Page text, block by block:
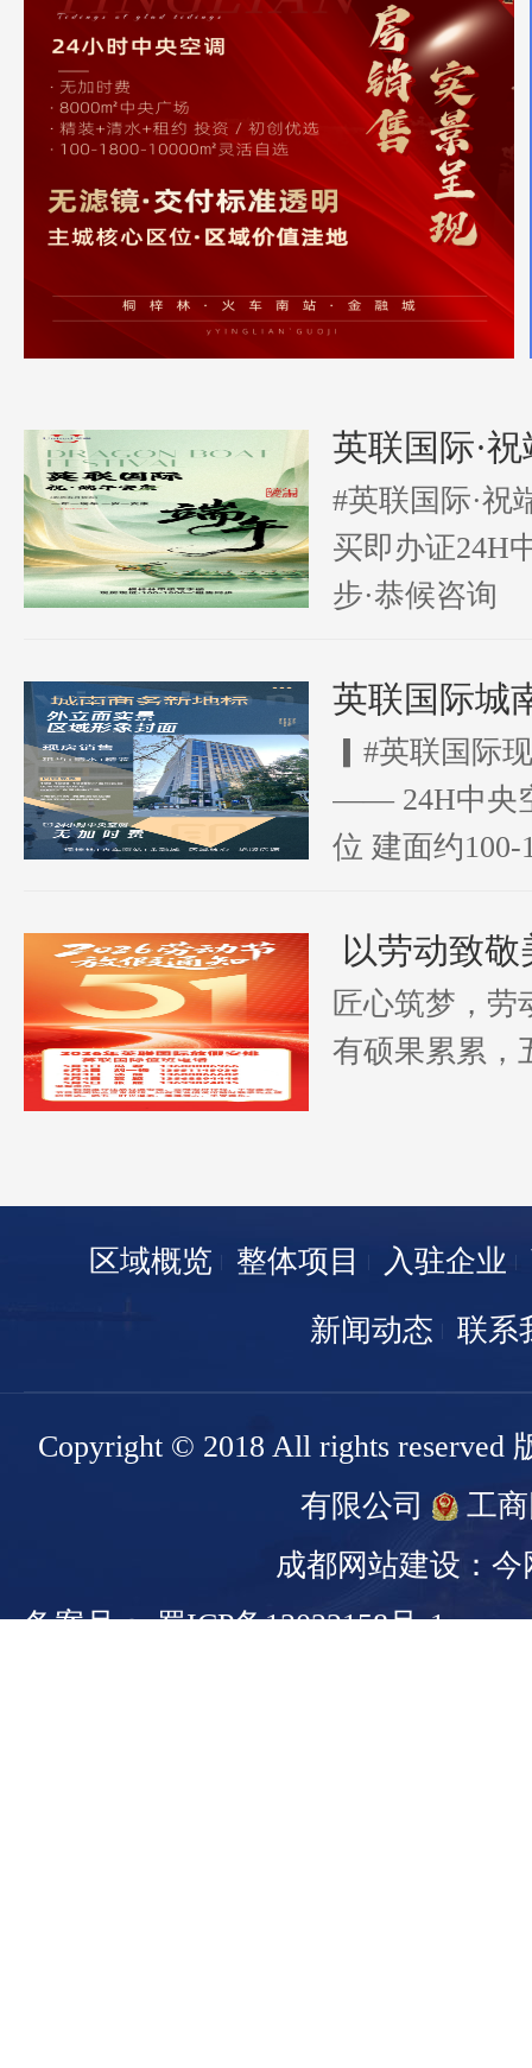
英联国际·
#英联国际·
买即办证24H
步·恭候咨询
英联国际城
▎#英联国际
—— 24H中央
位 建面约100-
匠心筑梦，劳
有硕果累累，
区域概览 整体项目 入驻企业
新闻动态
联系
Copyright © 2018 All rights reserved
有限公司
工
成都网站建设：今
备案号： 蜀ICP备13022158号-1